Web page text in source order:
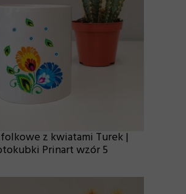
z kwiatami Turek |
Prinart wzór 5